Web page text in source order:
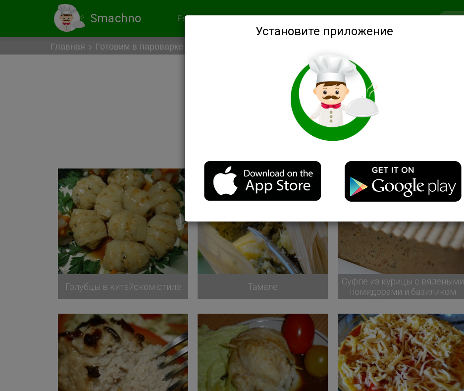
Smachno Рекомендованное Подобрать по ингредиентам Советы Войти
Главная Готовим в пароварке
Установите приложение
Голубцы в китайском стиле Тамале
Суфле из курицы с вялеными
помидорами и базиликом